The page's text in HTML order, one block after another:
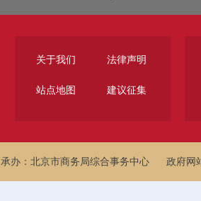
关于我们 法律声明
站点地图 建议征集
承办：北京市商务局综合事务中心 政府网